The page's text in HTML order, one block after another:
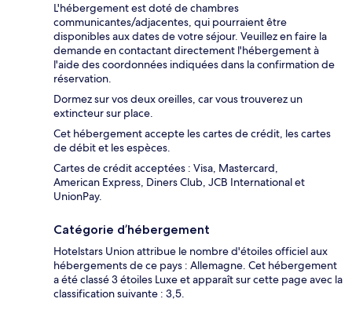
L'hébergement est doté de chambres
communicantes/adjacentes, qui pourraient être
disponibles aux dates de votre séjour. Veuillez en faire la
demande en contactant directement l'hébergement à
l'aide des coordonnées indiquées dans la confirmation de
réservation.
Dormez sur vos deux oreilles, car vous trouverez un
extincteur sur place.
Cet hébergement accepte les cartes de crédit, les cartes
de débit et les espèces.
Cartes de crédit acceptées : Visa, Mastercard,
American Express, Diners Club, JCB International et
UnionPay.
Catégorie d’hébergement
Hotelstars Union attribue le nombre d'étoiles officiel aux
hébergements de ce pays : Allemagne. Cet hébergement
a été classé 3 étoiles Luxe et apparaît sur cette page avec la
classification suivante : 3,5.